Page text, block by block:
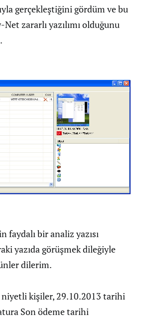
gerçekleştiğini gördüm ve bu
zararlı yazılımı olduğunu
faydalı bir analiz yazısı
yazıda görüşmek dileğiyle
dilerim.
kişiler, 29.10.2013 tarihi
Son ödeme tarihi